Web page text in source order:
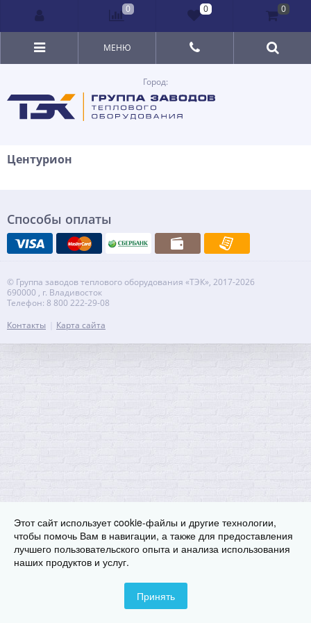
Город:
МЕНЮ
Центурион
Способы оплаты
© Группа заводов теплового оборудования «ТЭК», 2017-2026
690000 , г. Владивосток
Телефон: 8 800 222-29-08
Контакты
Карта сайта
0 0 0
Этот сайт использует cookie-файлы и другие технологии,
чтобы помочь Вам в навигации, а также для предоставления
лучшего пользовательского опыта и анализа использования
наших продуктов и услуг.
Принять